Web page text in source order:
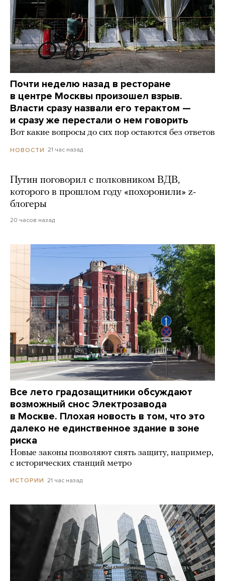
Почти неделю назад в ресторане
в центре Москвы произошел взрыв.
Власти сразу назвали его терактом —
и сразу же перестали о нем говорить
Вот какие вопросы до сих пор остаются без ответов
НОВОСТИ 21 час назад
Путин поговорил с полковником ВДВ,
которого в прошлом году «похоронили» z-
блогеры
20 часов назад
Все лето градозащитники обсуждают
возможный снос Электрозавода
в Москве. Плохая новость в том, что это
далеко не единственное здание в зоне
риска
Новые законы позволяют снять защиту, например,
с исторических станций метро
ИСТОРИИ 21 час назад